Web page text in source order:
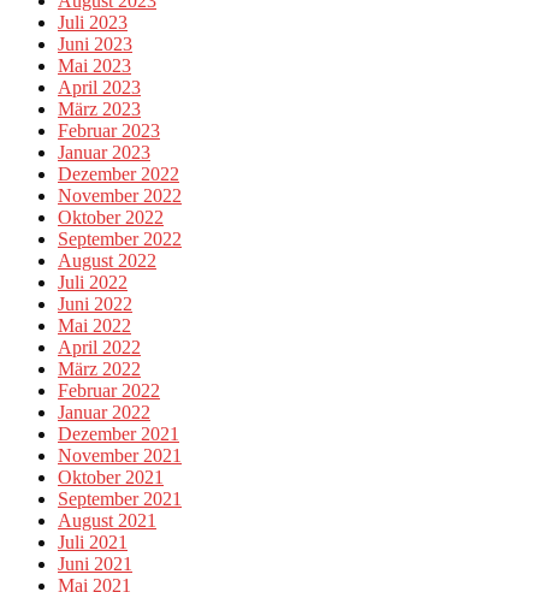
Juli 2023
Juni 2023
Mai 2023
April 2023
März 2023
Februar 2023
Januar 2023
Dezember 2022
November 2022
Oktober 2022
September 2022
August 2022
Juli 2022
Juni 2022
Mai 2022
April 2022
März 2022
Februar 2022
Januar 2022
Dezember 2021
November 2021
Oktober 2021
September 2021
August 2021
Juli 2021
Juni 2021
Mai 2021